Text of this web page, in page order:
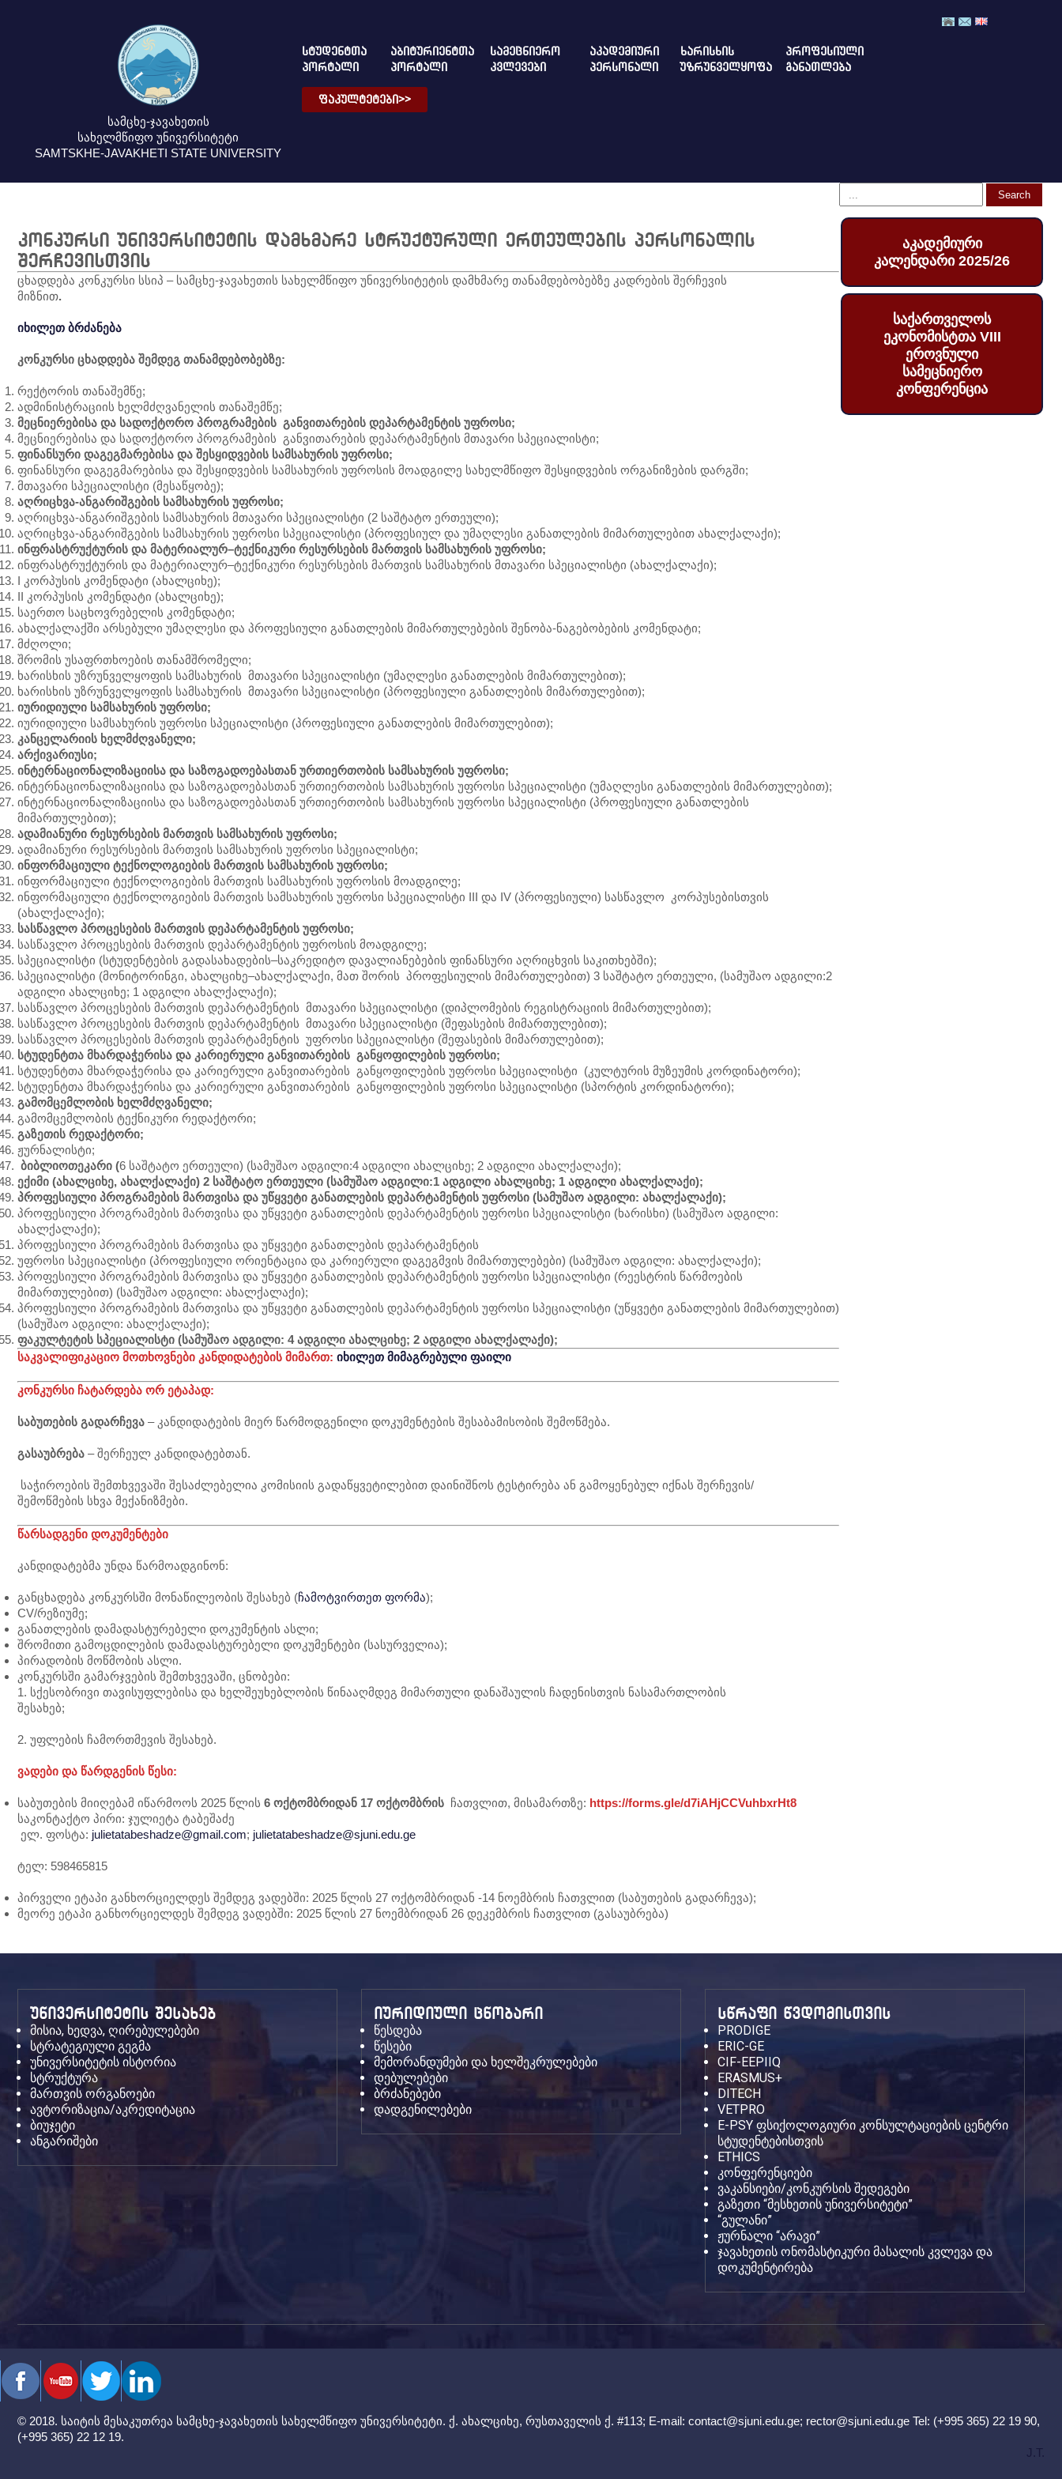
სამცხე-ჯავახეთის
სახელმწიფო უნივერსიტეტი
SAMTSKHE-JAVAKHETI STATE UNIVERSITY
ᲡᲢᲣᲓᲔᲜᲢᲗᲐ
ᲞᲝᲠᲢᲐᲚᲘ
ᲐᲑᲘᲢᲣᲠᲘᲔᲜᲢᲗᲐ
ᲞᲝᲠᲢᲐᲚᲘ
ᲡᲐᲛᲔᲪᲜᲘᲔᲠᲝ
ᲙᲕᲚᲔᲕᲔᲑᲘ
ᲐᲙᲐᲓᲔᲛᲘᲣᲠᲘ
ᲞᲔᲠᲡᲝᲜᲐᲚᲘ
ᲮᲐᲠᲘᲡᲮᲘᲡ
ᲣᲖᲠᲣᲜᲕᲔᲚᲧᲝᲤᲐ
ᲞᲠᲝᲤᲔᲡᲘᲣᲚᲘ
ᲒᲐᲜᲐᲗᲚᲔᲑᲐ
ᲤᲐᲙᲣᲚᲢᲔᲢᲔᲑᲘ>>
კონკურსი უნივერსიტეტის დამხმარე სტრუქტურული ერთეულების პერსონალის
შერჩევისთვის
ცხადდება კონკურსი სსიპ – სამცხე-ჯავახეთის სახელმწიფო უნივერსიტეტის დამხმარე თანამდებობებზე კადრების შერჩევის
მიზნით.
იხილეთ ბრძანება
კონკურსი ცხადდება შემდეგ თანამდებობებზე:
რექტორის თანაშემწე;
ადმინისტრაციის ხელმძღვანელის თანაშემწე;
მეცნიერებისა და სადოქტორო პროგრამების განვითარების დეპარტამენტის უფროსი;
მეცნიერებისა და სადოქტორო პროგრამების განვითარების დეპარტამენტის მთავარი სპეციალისტი;
ფინანსური დაგეგმარებისა და შესყიდვების სამსახურის უფროსი;
ფინანსური დაგეგმარებისა და შესყიდვების სამსახურის უფროსის მოადგილე სახელმწიფო შესყიდვების ორგანიზების დარგში;
მთავარი სპეციალისტი (მესაწყობე);
აღრიცხვა-ანგარიშგების სამსახურის უფროსი;
აღრიცხვა-ანგარიშგების სამსახურის მთავარი სპეციალისტი (2 საშტატო ერთეული);
აღრიცხვა-ანგარიშგების სამსახურის უფროსი სპეციალისტი (პროფესიულ და უმაღლესი განათლების მიმართულებით ახალქალაქი);
ინფრასტრუქტურის და მატერიალურ–ტექნიკური რესურსების მართვის სამსახურის უფროსი;
ინფრასტრუქტურის და მატერიალურ–ტექნიკური რესურსების მართვის სამსახურის მთავარი სპეციალისტი (ახალქალაქი);
I კორპუსის კომენდატი (ახალციხე);
II კორპუსის კომენდატი (ახალციხე);
საერთო საცხოვრებელის კომენდატი;
ახალქალაქში არსებული უმაღლესი და პროფესიული განათლების მიმართულებების შენობა-ნაგებობების კომენდატი;
მძღოლი;
შრომის უსაფრთხოების თანამშრომელი;
ხარისხის უზრუნველყოფის სამსახურის მთავარი სპეციალისტი (უმაღლესი განათლების მიმართულებით);
ხარისხის უზრუნველყოფის სამსახურის მთავარი სპეციალისტი (პროფესიული განათლების მიმართულებით);
იურიდიული სამსახურის უფროსი;
იურიდიული სამსახურის უფროსი სპეციალისტი (პროფესიული განათლების მიმართულებით);
კანცელარიის ხელმძღვანელი;
არქივარიუსი;
ინტერნაციონალიზაციისა და საზოგადოებასთან ურთიერთობის სამსახურის უფროსი;
ინტერნაციონალიზაციისა და საზოგადოებასთან ურთიერთობის სამსახურის უფროსი სპეციალისტი (უმაღლესი განათლების მიმართულებით);
ინტერნაციონალიზაციისა და საზოგადოებასთან ურთიერთობის სამსახურის უფროსი სპეციალისტი (პროფესიული განათლების
მიმართულებით);
ადამიანური რესურსების მართვის სამსახურის უფროსი;
ადამიანური რესურსების მართვის სამსახურის უფროსი სპეციალისტი;
ინფორმაციული ტექნოლოგიების მართვის სამსახურის უფროსი;
ინფორმაციული ტექნოლოგიების მართვის სამსახურის უფროსის მოადგილე;
ინფორმაციული ტექნოლოგიების მართვის სამსახურის უფროსი სპეციალისტი III და IV (პროფესიული) სასწავლო კორპუსებისთვის
(ახალქალაქი);
სასწავლო პროცესების მართვის დეპარტამენტის უფროსი;
სასწავლო პროცესების მართვის დეპარტამენტის უფროსის მოადგილე;
სპეციალისტი (სტუდენტების გადასახადების–საკრედიტო დავალიანებების ფინანსური აღრიცხვის საკითხებში);
სპეციალისტი (მონიტორინგი, ახალციხე–ახალქალაქი, მათ შორის პროფესიულის მიმართულებით) 3 საშტატო ერთეული, (სამუშაო ადგილი:2
ადგილი ახალციხე; 1 ადგილი ახალქალაქი);
სასწავლო პროცესების მართვის დეპარტამენტის მთავარი სპეციალისტი (დიპლომების რეგისტრაციის მიმართულებით);
სასწავლო პროცესების მართვის დეპარტამენტის მთავარი სპეციალისტი (შეფასების მიმართულებით);
სასწავლო პროცესების მართვის დეპარტამენტის უფროსი სპეციალისტი (შეფასების მიმართულებით);
სტუდენტთა მხარდაჭერისა და კარიერული განვითარების განყოფილების უფროსი;
სტუდენტთა მხარდაჭერისა და კარიერული განვითარების განყოფილების უფროსი სპეციალისტი (კულტურის მუზეუმის კორდინატორი);
სტუდენტთა მხარდაჭერისა და კარიერული განვითარების განყოფილების უფროსი სპეციალისტი (სპორტის კორდინატორი);
გამომცემლობის ხელმძღვანელი;
გამომცემლობის ტექნიკური რედაქტორი;
გაზეთის რედაქტორი;
ჟურნალისტი;
ბიბლიოთეკარი (6 საშტატო ერთეული) (სამუშაო ადგილი:4 ადგილი ახალციხე; 2 ადგილი ახალქალაქი);
ექიმი (ახალციხე, ახალქალაქი) 2 საშტატო ერთეული (სამუშაო ადგილი:1 ადგილი ახალციხე; 1 ადგილი ახალქალაქი);
პროფესიული პროგრამების მართვისა და უწყვეტი განათლების დეპარტამენტის უფროსი (სამუშაო ადგილი: ახალქალაქი);
პროფესიული პროგრამების მართვისა და უწყვეტი განათლების დეპარტამენტის უფროსი სპეციალისტი (ხარისხი) (სამუშაო ადგილი:
ახალქალაქი);
პროფესიული პროგრამების მართვისა და უწყვეტი განათლების დეპარტამენტის
უფროსი სპეციალისტი (პროფესიული ორიენტაცია და კარიერული დაგეგმვის მიმართულებები) (სამუშაო ადგილი: ახალქალაქი);
პროფესიული პროგრამების მართვისა და უწყვეტი განათლების დეპარტამენტის უფროსი სპეციალისტი (რეესტრის წარმოების
მიმართულებით) (სამუშაო ადგილი: ახალქალაქი);
პროფესიული პროგრამების მართვისა და უწყვეტი განათლების დეპარტამენტის უფროსი სპეციალისტი (უწყვეტი განათლების მიმართულებით)
(სამუშაო ადგილი: ახალქალაქი);
ფაკულტეტის სპეციალისტი (სამუშაო ადგილი: 4 ადგილი ახალციხე; 2 ადგილი ახალქალაქი);
საკვალიფიკაციო მოთხოვნები კანდიდატების მიმართ: იხილეთ მიმაგრებული ფაილი
კონკურსი ჩატარდება ორ ეტაპად:
საბუთების გადარჩევა – კანდიდატების მიერ წარმოდგენილი დოკუმენტების შესაბამისობის შემოწმება.
გასაუბრება – შერჩეულ კანდიდატებთან.
საჭიროების შემთხვევაში შესაძლებელია კომისიის გადაწყვეტილებით დაინიშნოს ტესტირება ან გამოყენებულ იქნას შერჩევის/
შემოწმების სხვა მექანიზმები.
წარსადგენი დოკუმენტები
კანდიდატებმა უნდა წარმოადგინონ:
განცხადება კონკურსში მონაწილეობის შესახებ (ჩამოტვირთეთ ფორმა);
CV/რეზიუმე;
განათლების დამადასტურებელი დოკუმენტის ასლი;
შრომითი გამოცდილების დამადასტურებელი დოკუმენტები (სასურველია);
პირადობის მოწმობის ასლი.
კონკურსში გამარჯვების შემთხვევაში, ცნობები:
1. სქესობრივი თავისუფლებისა და ხელშეუხებლობის წინააღმდეგ მიმართული დანაშაულის ჩადენისთვის ნასამართლობის
შესახებ;
2. უფლების ჩამორთმევის შესახებ.
ვადები და წარდგენის წესი:
საბუთების მიიღებამ იწარმოოს 2025 წლის 6 ოქტომბრიდან 17 ოქტომბრის ჩათვლით, მისამართზე: https://forms.gle/d7iAHjCCVuhbxrHt8
საკონტაქტო პირი: ჯულიეტა ტაბეშაძე
ელ. ფოსტა: julietatabeshadze@gmail.com; julietatabeshadze@sjuni.edu.ge
ტელ: 598465815
პირველი ეტაპი განხორციელდეს შემდეგ ვადებში: 2025 წლის 27 ოქტომბრიდან -14 ნოემბრის ჩათვლით (საბუთების გადარჩევა);
მეორე ეტაპი განხორციელდეს შემდეგ ვადებში: 2025 წლის 27 ნოემბრიდან 26 დეკემბრის ჩათვლით (გასაუბრება)
აკადემიური
კალენდარი 2025/26
საქართველოს
ეკონომისტთა VIII
ეროვნული
სამეცნიერო
კონფერენცია
უნივერსიტეტის შესახებ
მისია, ხედვა, ღირებულებები
სტრატეგიული გეგმა
უნივერსიტეტის ისტორია
სტრუქტურა
მართვის ორგანოები
ავტორიზაცია/აკრედიტაცია
ბიუჯეტი
ანგარიშები
იურიდიული ცნობარი
წესდება
წესები
მემორანდუმები და ხელშეკრულებები
დებულებები
ბრძანებები
დადგენილებები
სწრაფი წვდომისთვის
PRODIGE
ERIC-GE
CIF-EEPIIQ
ERASMUS+
DITECH
VETPRO
E-PSY ფსიქოლოგიური კონსულტაციების ცენტრი
სტუდენტებისთვის
ETHICS
კონფერენციები
ვაკანსიები/კონკურსის შედეგები
გაზეთი “მესხეთის უნივერსიტეტი”
“გულანი”
ჟურნალი “არავი”
ჯავახეთის ონომასტიკური მასალის კვლევა და
დოკუმენტირება
© 2018. საიტის მესაკუთრეა სამცხე-ჯავახეთის სახელმწიფო უნივერსიტეტი. ქ. ახალციხე, რუსთაველის ქ. #113; E-mail: contact@sjuni.edu.ge; rector@sjuni.edu.ge Tel: (+995 365) 22 19 90,
(+995 365) 22 12 19.
J.T.